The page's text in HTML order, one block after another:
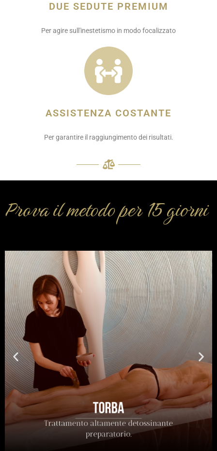
DUE SEDUTE PREMIUM
Per agire sull'inestetismo in modo focalizzato
ASSISTENZA COSTANTE
Per garantire il raggiungimento dei risultati.
Prova il metodo per 15 giorni